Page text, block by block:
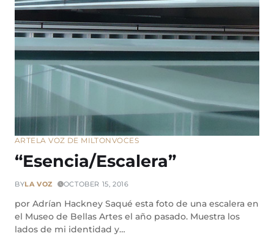
ARTELA VOZ DE MILTONVOCES
“Esencia/Escalera”
BYLA VOZ OCTOBER 15, 2016
por Adrían Hackney Saqué esta foto de una escalera en
el Museo de Bellas Artes el año pasado. Muestra los
lados de mi identidad y…